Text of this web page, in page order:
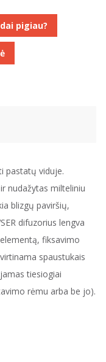
pigiau?
pastatų viduje.
nudažytas milteliniu
blizgų paviršių,
difuzorius lengva
fiksavimo
spaustukais
tiesiogiai
rėmu arba be jo).